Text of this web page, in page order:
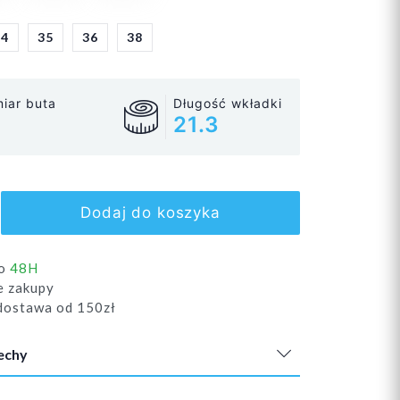
35 36 38
buta Długość wkładki
21.3
Dodaj do koszyka
48H
zakupy
od 150zł